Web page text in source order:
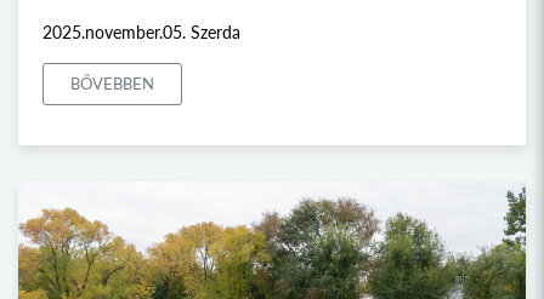
2025.november.05. Szerda
BŐVEBBEN